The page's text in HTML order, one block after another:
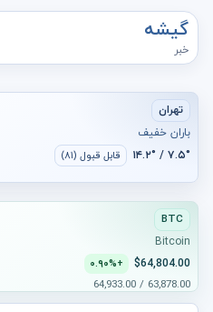
گیشه
خبر
تهران
باران خفیف
۷.۵° / ۱۴.۲° قابل قبول (۸۱)
BTC
Bitcoin
$64,804.00
+۰.۹۰%
63,878.00 / 64,933.00